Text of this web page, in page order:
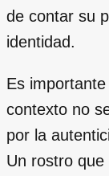
de contar su
identidad.
Es
contexto no
por la
Un rostro